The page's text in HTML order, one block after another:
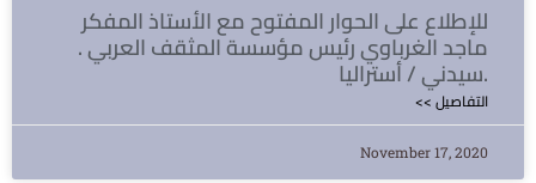
للإطلاع على الحوار المفتوح مع الأستاذ المفكر
ماجد الغرباوي رئيس مؤسسة المثقف العربي .
سيدني / أستراليا.
<< التفاصيل
November 17, 2020